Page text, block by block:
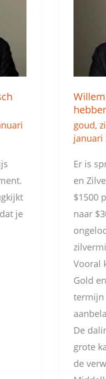
je
goud,
januari
Er is
en
$1500
naar
Vooral
Gold
termijn
De
grote
de
hebben